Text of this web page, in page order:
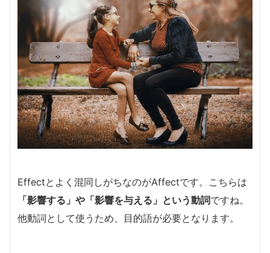
Effectとよく混同しがちなのがAffectです。こちらは
「影響する」や「影響を与える」という動詞ですね。
他動詞として使うため、目的語が必要となります。